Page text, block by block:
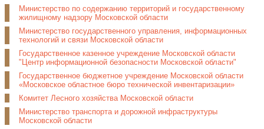
Министерство по содержанию территорий и государственному
жилищному надзору Московской области
Министерство государственного управления, информационных
технологий и связи Московской области
Государственное казенное учреждение Московской области
"Центр информационной безопасности Московской области"
Государственное бюджетное учреждение Московской области
«Московское областное бюро технической инвентаризации»
Комитет Лесного хозяйства Московской области
Министерство транспорта и дорожной инфраструктуры
Московской области